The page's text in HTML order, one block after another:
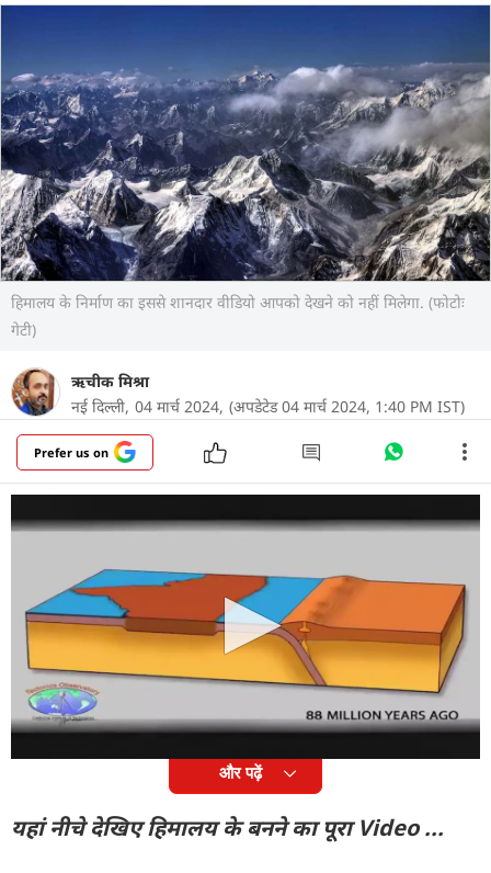
हिमालय के निर्माण का इससे शानदार वीडियो आपको देखने को नहीं मिलेगा. (फोटोः
गेटी)
ऋचीक मिश्रा
नई दिल्ली, 04 मार्च 2024, (अपडेटेड 04 मार्च 2024, 1:40 PM IST)
Prefer us on
भारत के विशालकाय द्वीप था. उस समय दुनिया में टेक्टोनिक
प्लेटें बहुत छोटी-छोटी होती थी. जब ये प्लेटें खिसकते हुए
एकदूसरे से मिलीं, तो महाद्वीपों का निर्माण हुआ. भारत की
प्लेट यूरेशियन प्लेट से आकर टकराई. इससे बेहद ज्यादा
दबाव बना.
और पढ़ें
यहां नीचे देखिए हिमालय के बनने का पूरा Video ...